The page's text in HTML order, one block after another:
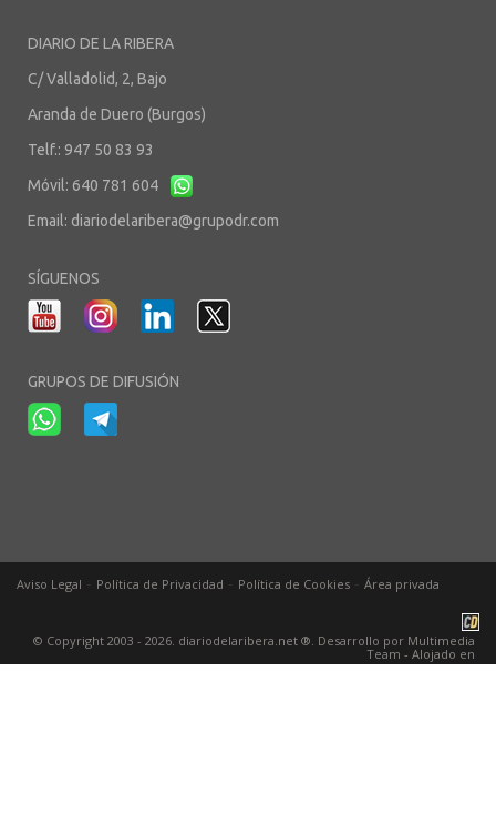
DIARIO DE LA RIBERA
C/ Valladolid, 2, Bajo
Aranda de Duero (Burgos)
Telf.: 947 50 83 93
Móvil: 640 781 604
Email: diariodelaribera@grupodr.com
SÍGUENOS
GRUPOS DE DIFUSIÓN
Aviso Legal Política de Privacidad Política de Cookies Área privada
© Copyright 2003 - 2026. diariodelaribera.net ®. Desarrollo por Multimedia
Team - Alojado en